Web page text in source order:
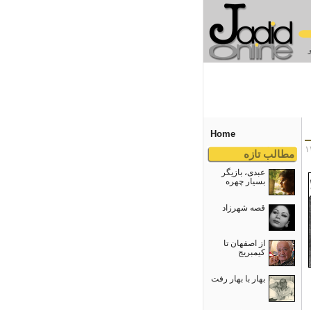
Home
مطالب تازه
عبدی، بازیگر
بسیار چهره
قصه شهرزاد
از اصفهان تا
کیمبریج
بهار با بهار رفت